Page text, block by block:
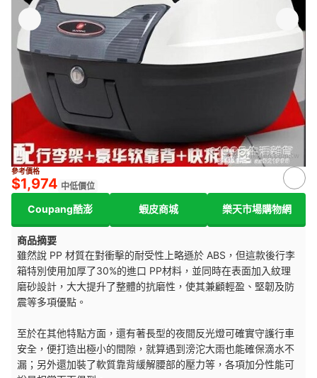
來源：rakuten.com.tw
參考價格
$1,974 中低價位
Coupang酷澎 蝦皮商城 樂天市場購物網
商品摘要
雖然說 PP 材質在對衝擊的耐受性上略遜於 ABS，但這款後行李
箱特別使用加厚了30%的進口 PP材料，並同時在表面加入紋理
磨砂設計，大大提升了整體的抗磨性，使其兼顧輕盈、堅韌及防
震等多項優點。
至於在其他特點方面，還有著長型的夜間反光燈可確實守護行車
安全，便打造出極小的間隙，就算遇到滂沱大雨也能確保滴水不
漏；另外還加裝了軟質靠背緩解腰部的壓力等，各項加分性能可